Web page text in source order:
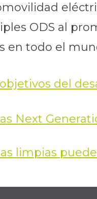
ODS al
en todo el
del
Next
limpias